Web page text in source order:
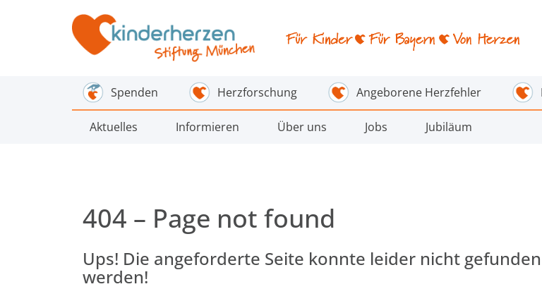
Spenden Herzforschung Angeborene Herzfehler
Aktuelles Informieren Über uns Jobs Jubiläum
404 – Page not found
Ups! Die angeforderte Seite konnte leider nicht gefunden
werden!